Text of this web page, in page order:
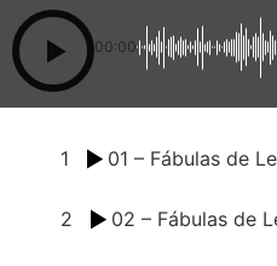
00:00
1
2